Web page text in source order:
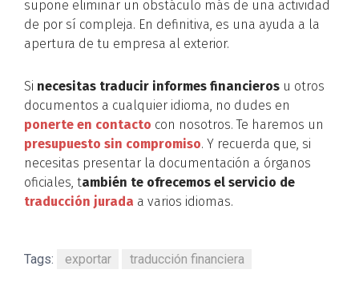
supone eliminar un obstáculo más de una actividad
de por sí compleja. En definitiva, es una ayuda a la
apertura de tu empresa al exterior.
Si necesitas traducir informes financieros u otros
documentos a cualquier idioma, no dudes en
ponerte en contacto con nosotros. Te haremos un
presupuesto sin compromiso. Y recuerda que, si
necesitas presentar la documentación a órganos
oficiales, también te ofrecemos el servicio de
traducción jurada a varios idiomas.
Tags: exportar traducción financiera